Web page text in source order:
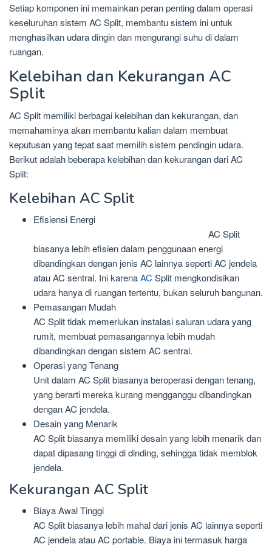
Setiap komponen ini memainkan peran penting dalam operasi
keseluruhan sistem AC Split, membantu sistem ini untuk
menghasilkan udara dingin dan mengurangi suhu di dalam
ruangan.
Kelebihan dan Kekurangan AC
Split
AC Split memiliki berbagai kelebihan dan kekurangan, dan
memahaminya akan membantu kalian dalam membuat
keputusan yang tepat saat memilih sistem pendingin udara.
Berikut adalah beberapa kelebihan dan kekurangan dari AC
Split:
Kelebihan AC Split
Efisiensi Energi
AC Split
biasanya lebih efisien dalam penggunaan energi
dibandingkan dengan jenis AC lainnya seperti AC jendela
atau AC sentral. Ini karenaAC Split mengkondisikan
udara hanya di ruangan tertentu, bukan seluruh bangunan.
Pemasangan Mudah
AC Split tidak memerlukan instalasi saluran udara yang
rumit, membuat pemasangannya lebih mudah
dibandingkan dengan sistem AC sentral.
Operasi yang Tenang
Unit dalam AC Split biasanya beroperasi dengan tenang,
yang berarti mereka kurang mengganggu dibandingkan
dengan AC jendela.
Desain yang Menarik
AC Split biasanya memiliki desain yang lebih menarik dan
dapat dipasang tinggi di dinding, sehingga tidak memblok
jendela.
Kekurangan AC Split
Biaya Awal Tinggi
AC Split biasanya lebih mahal dari jenis AC lainnya seperti
AC jendela atau AC portable. Biaya ini termasuk harga